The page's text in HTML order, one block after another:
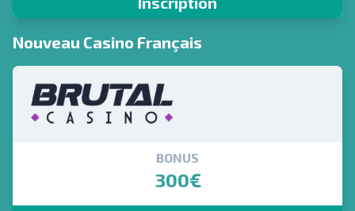
Nouveau Casino Français
BONUS
300€